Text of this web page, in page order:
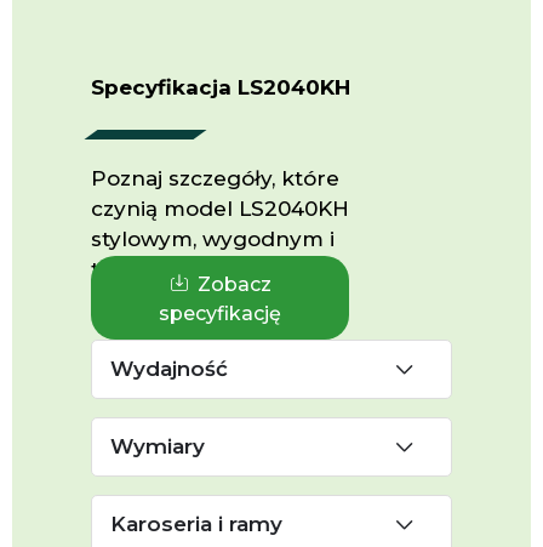
Specyfikacja LS2040KH
Poznaj szczegóły, które
czynią model LS2040KH
stylowym, wygodnym i
trwały pojazdem.
Zobacz
specyfikację
Wydajność
Wymiary
Karoseria i ramy